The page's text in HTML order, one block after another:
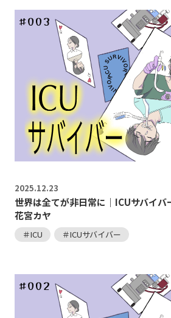
2025.12.23
世界は全てが非日常に｜ICUサバイバ
花宮カヤ
＃ICU ＃ICUサバイバー